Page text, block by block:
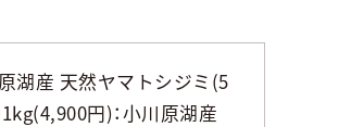
湖産 天然ヤマトシジミ(5
円)：小川原湖産